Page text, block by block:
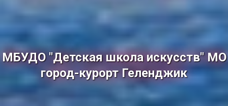
МБУДО "Детская школа искусств" МО
город-курорт Геленджик